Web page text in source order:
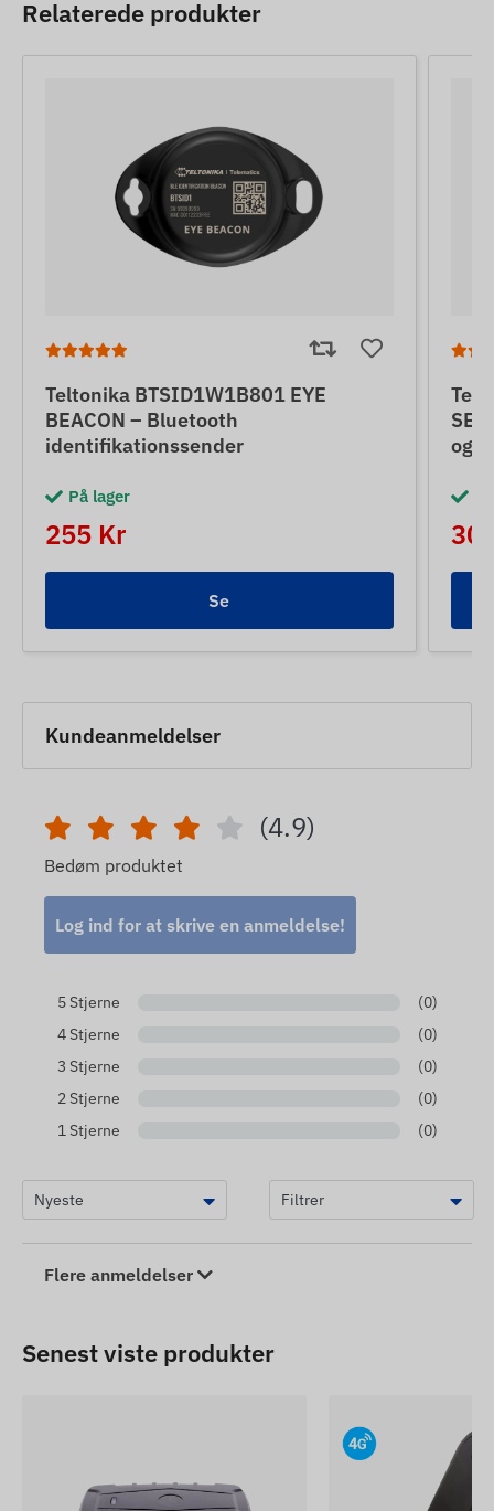
Relaterede produkter
Teltonika BTSID1W1B801 EYE
BEACON – Bluetooth
identifikationssender
På lager
255 Kr
Se
og
Kundeanmeldelser
(4.9)
Bedøm produktet
Log ind for at skrive en anmeldelse!
5 Stjerne
(0)
4 Stjerne
(0)
3 Stjerne
(0)
2 Stjerne
(0)
1 Stjerne
(0)
Flere anmeldelser
Senest viste produkter